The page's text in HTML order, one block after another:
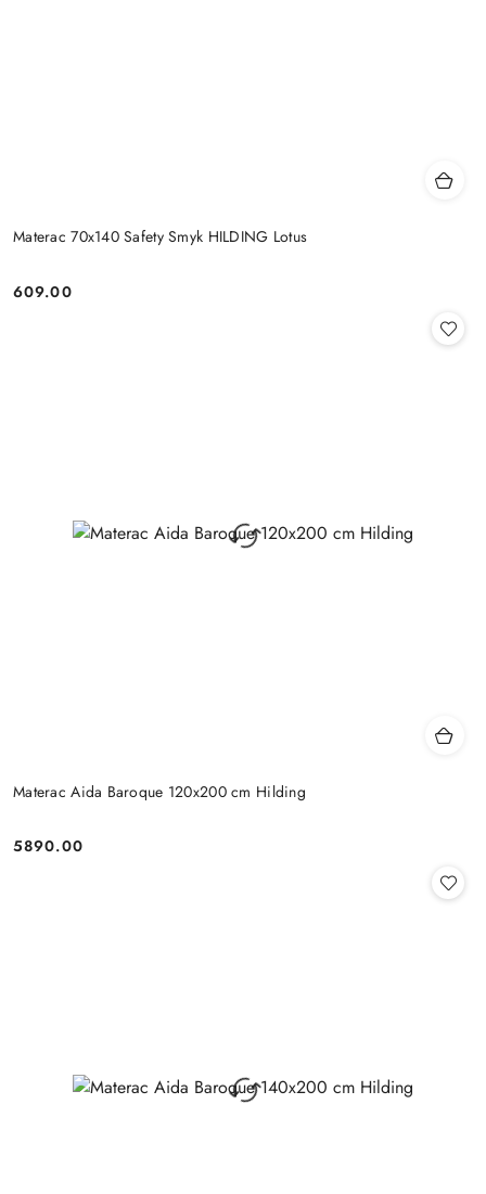
Materac 70x140 Safety Smyk HILDING Lotus
Cena:
609.00
Materac Aida Baroque 120x200 cm Hilding
Cena:
5890.00